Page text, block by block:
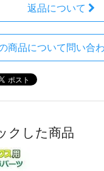
返品について
商品について問い合
クした商品